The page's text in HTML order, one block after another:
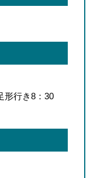
形行き8：30